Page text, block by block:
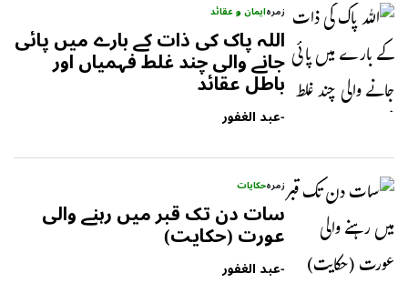
زمرہایمان و عقائد
اللہ پاک کی ذات کے بارے میں پائی
جانے والی چند غلط فہمیاں اور
باطل عقائد
-عبد الغفور
زمرہحکایات
سات دن تک قبر میں رہنے والی
عورت (حکایت)
-عبد الغفور